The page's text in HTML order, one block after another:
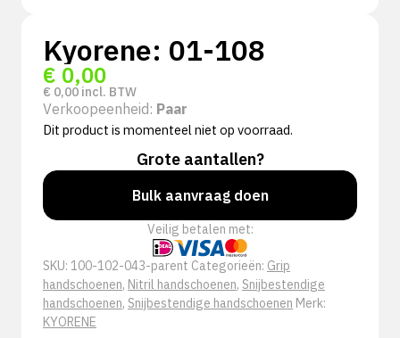
Kyorene: 01-108
€ 0,00
€ 0,00 incl. BTW
Verkoopeenheid: Paar
Dit product is momenteel niet op voorraad.
Grote aantallen?
Bulk aanvraag doen
Veilig betalen met:
SKU: 100-102-043-parent Categorieën: Grip
handschoenen, Nitril handschoenen, Snijbestendige
handschoenen, Snijbestendige handschoenen Merk:
KYORENE